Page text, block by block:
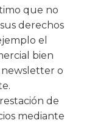
que no
derechos
el
bien
newsletter o
de
mediante